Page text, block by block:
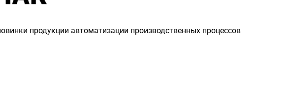
продукции автоматизации производственных процессов